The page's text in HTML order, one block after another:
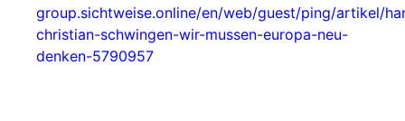
group.sichtweise.online/en/web/guest/ping/artikel/
christian-schwingen-wir-mussen-europa-neu-
denken-5790957